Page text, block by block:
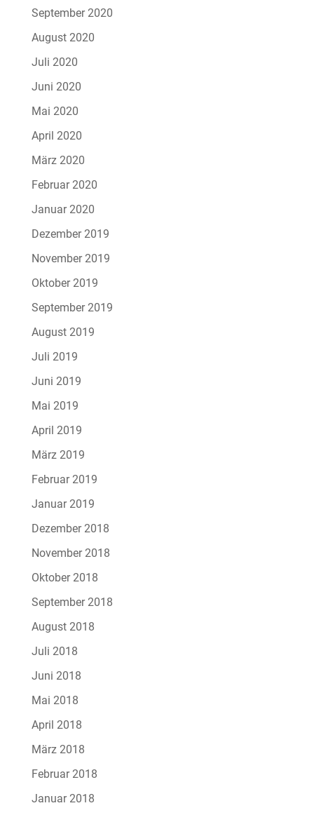
September 2020
August 2020
Juli 2020
Juni 2020
Mai 2020
April 2020
März 2020
Februar 2020
Januar 2020
Dezember 2019
November 2019
Oktober 2019
September 2019
August 2019
Juli 2019
Juni 2019
Mai 2019
April 2019
März 2019
Februar 2019
Januar 2019
Dezember 2018
November 2018
Oktober 2018
September 2018
August 2018
Juli 2018
Juni 2018
Mai 2018
April 2018
März 2018
Februar 2018
Januar 2018